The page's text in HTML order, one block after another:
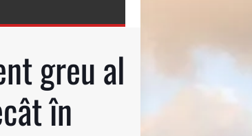
greu al
în